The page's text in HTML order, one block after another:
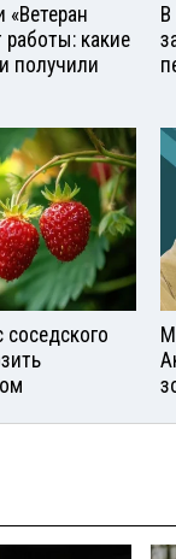
«Ветеран
работы: какие
получили
В
соседского